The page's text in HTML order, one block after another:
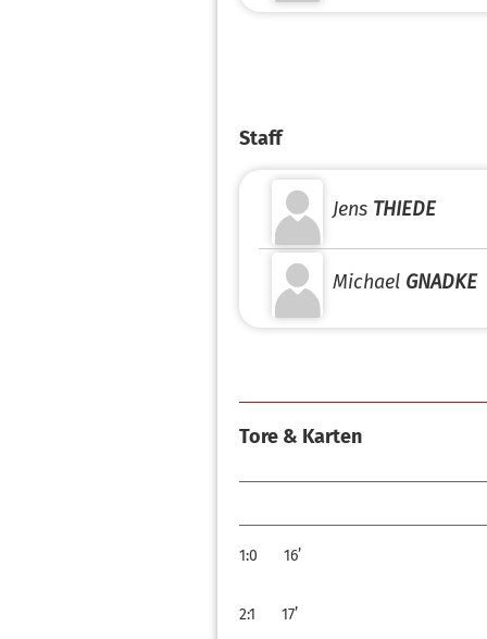
Staff
Jens THIEDE
Michael GNADKE
Tore & Karten
1:0
16’
2:1
17’